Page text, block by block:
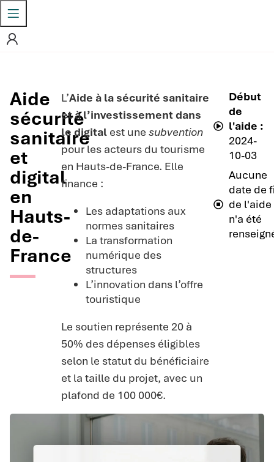
Aide
sécurité
sanitaire
et
digital
en
Hauts-
de-
France
L’Aide à la sécurité sanitaire
et à l’investissement dans
le digital est unesubvention
pour les acteurs du tourisme
en Hauts-de-France. Elle
finance :
Les adaptations aux
normes sanitaires
La transformation
numérique des
structures
L’innovation dans l’offre
touristique
Le soutien représente 20 à
50% des dépenses éligibles
selon le statut du bénéficiaire
et la taille du projet, avec un
plafond de 100 000€.
Début
de
l'aide :
2024-
10-03
Aucune
date de
de l'aide
n'a été